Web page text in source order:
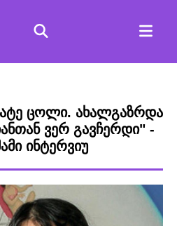
ცოლი. ახალგაზრდა
ვერ გავჩერდი" -
ინტერვიუ